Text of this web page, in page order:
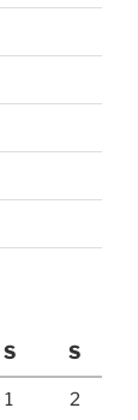
S S
1 2